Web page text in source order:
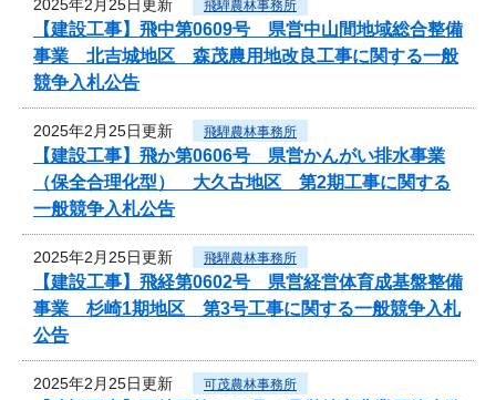
2025年2月25日更新 飛騨農林事務所
【建設工事】飛中第0609号 県営中山間地域総合整備
事業 北吉城地区 森茂農用地改良工事に関する一般
競争入札公告
2025年2月25日更新 飛騨農林事務所
【建設工事】飛か第0606号 県営かんがい排水事業
（保全合理化型） 大久古地区 第2期工事に関する
一般競争入札公告
2025年2月25日更新 飛騨農林事務所
【建設工事】飛経第0602号 県営経営体育成基盤整備
事業 杉崎1期地区 第3号工事に関する一般競争入札
公告
2025年2月25日更新 可茂農林事務所